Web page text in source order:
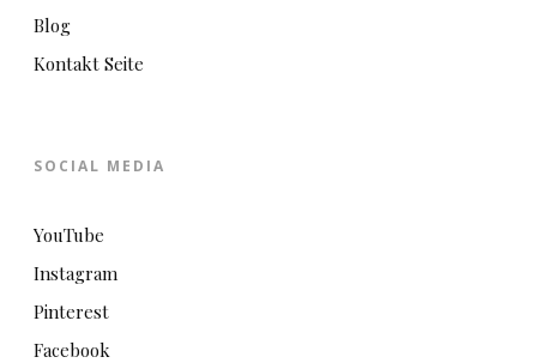
Blog
Kontakt Seite
SOCIAL MEDIA
YouTube
Instagram
Pinterest
Facebook